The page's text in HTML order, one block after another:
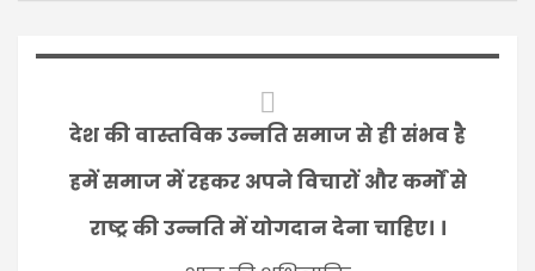
देश की वास्तविक उन्नति समाज से ही संभव है
हमें समाज में रहकर अपने विचारों और कर्मों से
राष्ट्र की उन्नति में योगदान देना चाहिए। ।